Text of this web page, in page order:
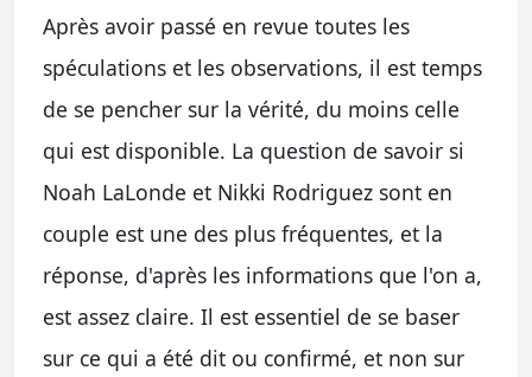
Après avoir passé en revue toutes les
spéculations et les observations, il est temps
de se pencher sur la vérité, du moins celle
qui est disponible. La question de savoir si
Noah LaLonde et Nikki Rodriguez sont en
couple est une des plus fréquentes, et la
réponse, d'après les informations que l'on a,
est assez claire. Il est essentiel de se baser
sur ce qui a été dit ou confirmé, et non sur